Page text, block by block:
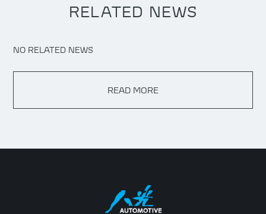
RELATED NEWS
NO RELATED NEWS
READ MORE